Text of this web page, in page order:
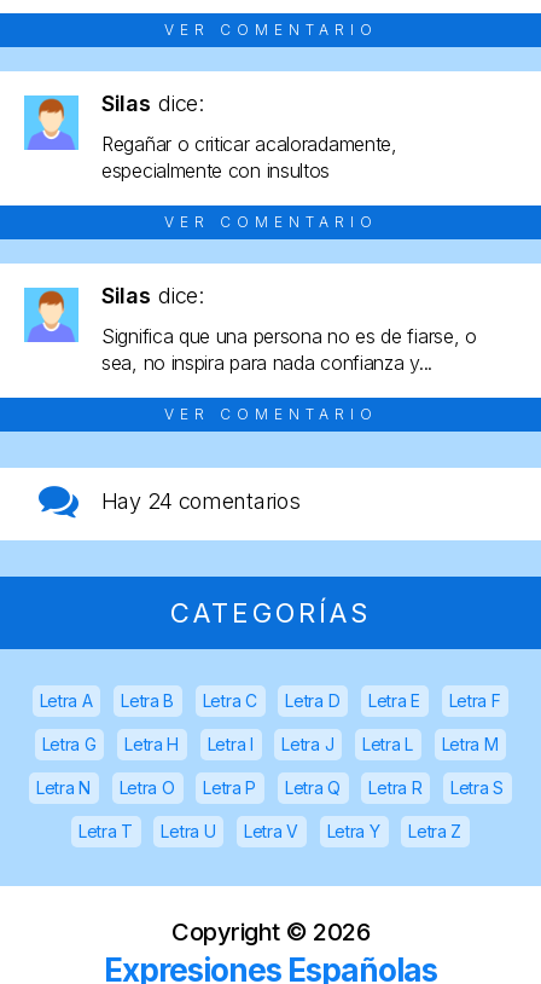
VER COMENTARIO
Silas dice:
Regañar o criticar acaloradamente,
especialmente con insultos
VER COMENTARIO
Silas dice:
Significa que una persona no es de fiarse, o
sea, no inspira para nada confianza y...
VER COMENTARIO
Hay 24 comentarios
CATEGORÍAS
Letra A Letra B Letra C Letra D Letra E Letra F
Letra G Letra H Letra I Letra J Letra L Letra M
Letra N Letra O Letra P Letra Q Letra R Letra S
Letra T Letra U Letra V Letra Y Letra Z
Copyright © 2026
Expresiones Españolas